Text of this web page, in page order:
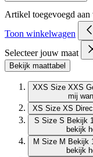
Artikel toegevoegd
Toon winkelwagen
Selecteer jouw maat
Bekijk maattabel
XXS Size XXS
mij
XS Size XS
S Size S Bekijk
bekijk
M Size M Bekijk
bekijk